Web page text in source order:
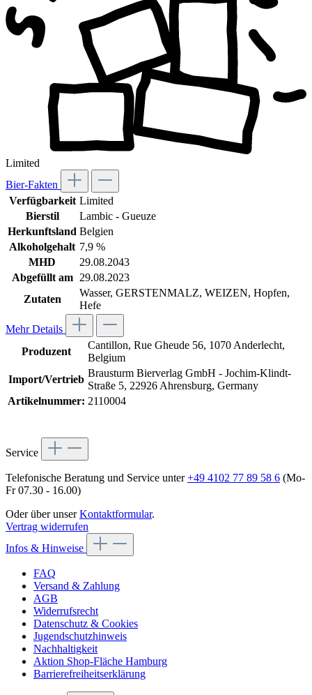
Limited
Bier-Fakten
Verfügbarkeit Limited
Bierstil
Lambic - Gueuze
Herkunftsland Belgien
Alkoholgehalt 7,9 %
MHD
29.08.2043
Abgefüllt am
29.08.2023
Zutaten
Wasser, GERSTENMALZ, WEIZEN, Hopfen,
Hefe
Mehr Details
Produzent
Cantillon, Rue Gheude 56, 1070 Anderlecht,
Belgium
Import/Vertrieb
Brausturm Bierverlag GmbH - Jochim-Klindt-
Straße 5, 22926 Ahrensburg, Germany
Artikelnummer: 2110004
Service
Telefonische Beratung und Service unter+49 4102 77 89 58 6 (Mo-
Fr 07.30 - 16.00)
Oder über unserKontaktformular.
Vertrag widerrufen
Infos & Hinweise
FAQ
Versand & Zahlung
AGB
Widerrufsrecht
Datenschutz & Cookies
Jugendschutzhinweis
Nachhaltigkeit
Aktion Shop-Fläche Hamburg
Barrierefreiheitserklärung